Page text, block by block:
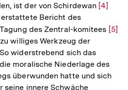
ist der von Schirdewan Zur
der
[4]
Bericht des
des Zentral-komitees Zur
[5]
williges Werkzeug der
widerstrebend sich das
moralische Niederlage des
überwunden hatte und sich
seine innere Schwäche